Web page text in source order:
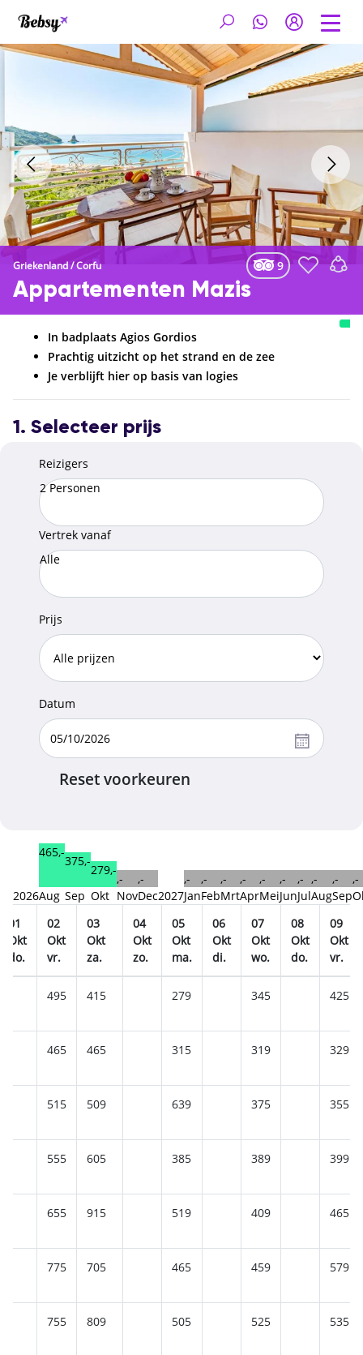
Griekenland/Corfu 9
Appartementen Mazis
In badplaats Agios Gordios
Prachtig uitzicht op het strand en de zee
Je verblijft hier op basis van logies
1. Selecteer prijs
Reizigers
2 Personen
Vertrek vanaf
Alle
Prijs
Datum
Reset voorkeuren
2026
465,-
Aug
375,-
Sep
279,-
Okt
,-
Nov
,-
Dec2027
,-
Jan
,-
Feb
,-
Mrt
,-
Apr
,-
Mei
,-
Jun
,-
Jul
,-
Aug
,-
Sep
,-
01
Okt
do.
02
Okt
vr.
03
Okt
za.
04
Okt
zo.
05
Okt
ma.
06
Okt
di.
07
Okt
wo.
08
Okt
do.
09
Okt
vr.
495 415 279 345 425
465 465 315 319 329
515 509 639 375 355
555 605 385 389 399
655 915 519 409 465
775 705 465 459 579
755 809 505 525 535